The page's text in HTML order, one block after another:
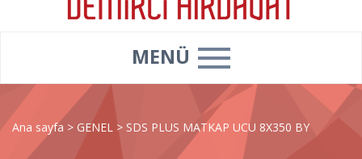
MENÜ
Ana sayfa > GENEL > SDS PLUS MATKAP UCU 8X350 BY